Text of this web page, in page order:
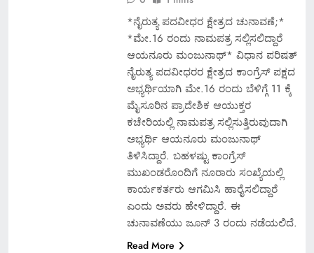
*ನೈರುತ್ಯ ಪದವೀಧರ ಕ್ಷೇತ್ರದ ಚುನಾವಣೆ;*
*ಮೇ.16 ರಂದು ನಾಮಪತ್ರ ಸಲ್ಲಿಸಲಿದ್ದಾರೆ
ಆಯನೂರು ಮಂಜುನಾಥ್* ವಿಧಾನ ಪರಿಷತ್
ನೈರುತ್ಯ ಪದವೀಧರರ ಕ್ಷೇತ್ರದ ಕಾಂಗ್ರೆಸ್ ಪಕ್ಷದ
ಅಭ್ಯರ್ಥಿಯಾಗಿ ಮೇ.16 ರಂದು ಬೆಳಿಗ್ಗೆ 11 ಕ್ಕೆ
ಮೈಸೂರಿನ ಪ್ರಾದೇಶಿಕ ಆಯುಕ್ತರ
ಕಚೇರಿಯಲ್ಲಿ ನಾಮಪತ್ರ ಸಲ್ಲಿಸುತ್ತಿರುವುದಾಗಿ
ಅಭ್ಯರ್ಥಿ ಆಯನೂರು ಮಂಜುನಾಥ್
ತಿಳಿಸಿದ್ದಾರೆ. ಬಹಳಷ್ಟು ಕಾಂಗ್ರೆಸ್
ಮುಖಂಡರೊಂದಿಗೆ ನೂರಾರು ಸಂಖ್ಯೆಯಲ್ಲಿ
ಕಾರ್ಯಕರ್ತರು ಆಗಮಿಸಿ ಹಾರೈಸಲಿದ್ದಾರೆ
ಎಂದು ಅವರು ಹೇಳಿದ್ದಾರೆ. ಈ
ಚುನಾವಣೆಯು ಜೂನ್ 3 ರಂದು ನಡೆಯಲಿದೆ.
Read More